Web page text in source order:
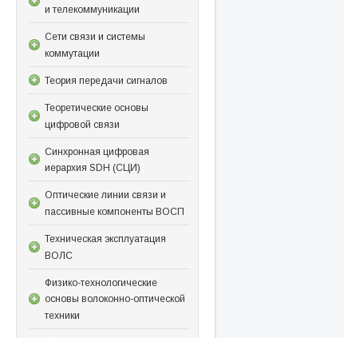
и телекоммуникации
Сети связи и системы
коммутации
Теория передачи сигналов
Теоретические основы
цифровой связи
Синхронная цифровая
иерархия SDH (СЦИ)
Оптические линии связи и
пассивные компоненты ВОСП
Техническая эксплуатация
ВОЛС
Физико-технологические
основы волоконно-оптической
техники